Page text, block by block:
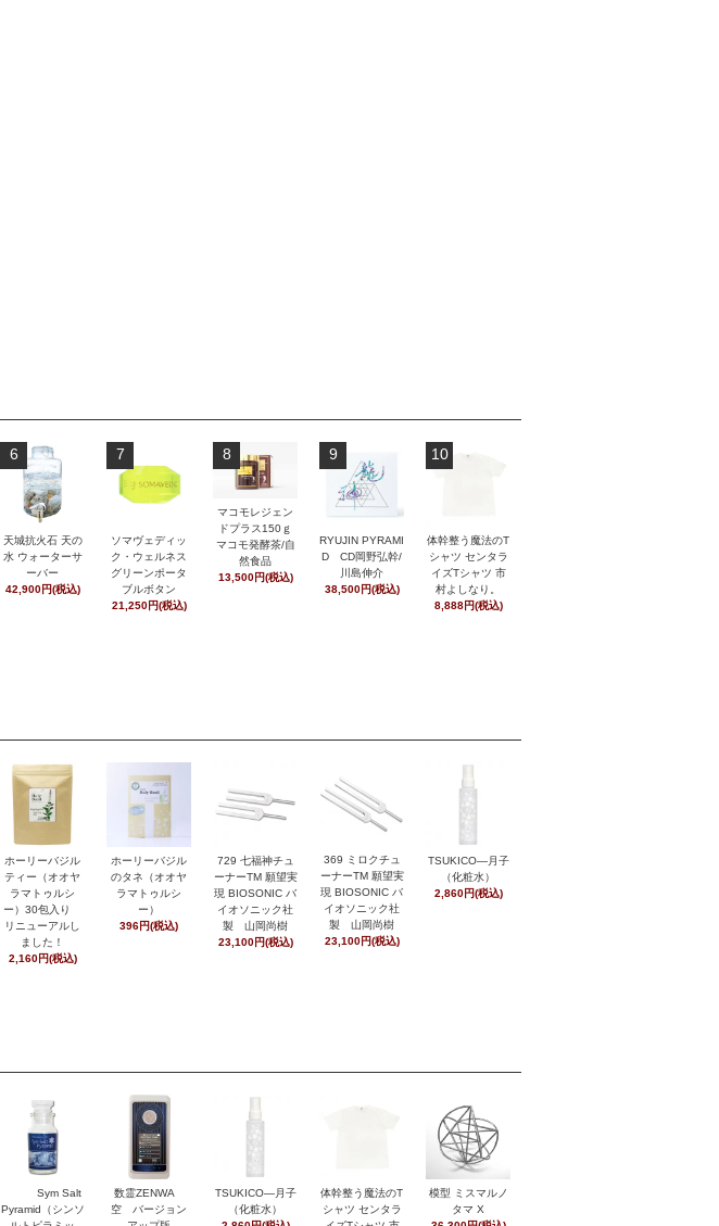
6
天城抗火石 天の
水 ウォーターサ
ーバー
42,900円(税込)
7
ソマヴェディッ
ク・ウェルネス
グリーンポータ
ブルボタン
21,250円(税込)
8
マコモレジェン
ドプラス150ｇ
マコモ発酵茶/自
然食品
13,500円(税込)
9
RYUJIN PYRAMI
D CD岡野弘幹/
川島伸介
38,500円(税込)
10
体幹整う魔法のT
シャツ センタラ
イズTシャツ 市
村よしなり。
8,888円(税込)
ホーリーバジル
ティー（オオヤ
ラマトゥルシ
ー）30包入り
リニューアルし
ました！
2,160円(税込)
ホーリーバジル
のタネ（オオヤ
ラマトゥルシ
ー）
396円(税込)
729 七福神チュ
ーナーTM 願望実
現 BIOSONIC バ
イオソニック社
製 山岡尚樹
23,100円(税込)
369 ミロクチュ
ーナーTM 願望実
現 BIOSONIC バ
イオソニック社
製 山岡尚樹
23,100円(税込)
TSUKICO―月子
（化粧水）
2,860円(税込)
Sym Salt
Pyramid（シンソ
数霊ZENWA
空 バージョン
TSUKICO―月子
（化粧水）
体幹整う魔法のT
シャツ センタラ
模型 ミスマルノ
タマ X